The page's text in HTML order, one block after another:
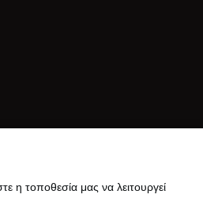
η τοποθεσία μας να λειτουργεί